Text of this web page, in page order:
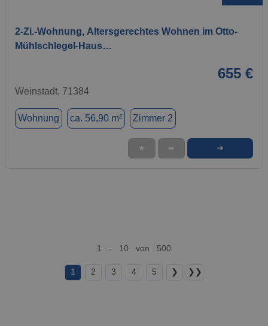
2-Zi.-Wohnung, Altersgerechtes Wohnen im Otto-
Mühlschlegel-Haus…
655 €
Weinstadt, 71384
Wohnung ca. 56,90 m² Zimmer 2
★ ➦ ➜
1 - 10 von 500
1 2 3 4 5 ❯ ❯❯